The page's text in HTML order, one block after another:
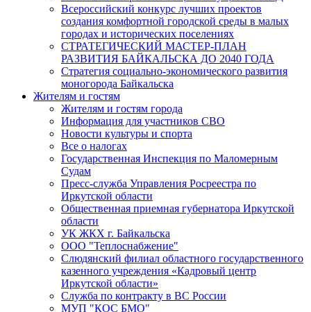
Всероссийский конкурс лучших проектов
создания комфортной городской среды в малых
городах и исторических поселениях
СТРАТЕГИЧЕСКИЙ МАСТЕР-ПЛАН
РАЗВИТИЯ БАЙКАЛЬСКА ДО 2040 ГОДА
Стратегия социально-экономического развития
моногорода Байкальска
Жителям и гостям
Жителям и гостям города
Информация для участников СВО
Новости культуры и спорта
Все о налогах
Государственная Инспекция по Маломерным
Судам
Пресс-служба Управления Росреестра по
Иркутской области
Общественная приемная губернатора Иркутской
области
УК ЖКХ г. Байкальска
ООО "Теплоснабжение"
Слюдянский филиал областного государственного
казенного учреждения «Кадровый центр
Иркутской области»
Служба по контракту в ВС России
МУП "КОС БМО"